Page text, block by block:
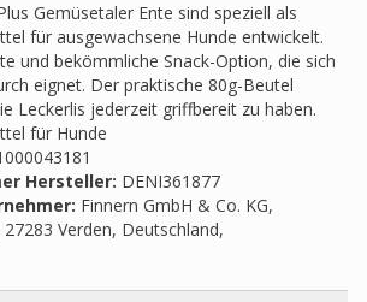
Gemüsetaler Ente sind speziell als
für ausgewachsene Hunde entwickelt.
und bekömmliche Snack-Option, die sich
eignet. Der praktische 80g-Beutel
Leckerlis jederzeit griffbereit zu haben.
für Hunde
Hersteller: DENI361877
: Finnern GmbH & Co. KG,
Verden, Deutschland,